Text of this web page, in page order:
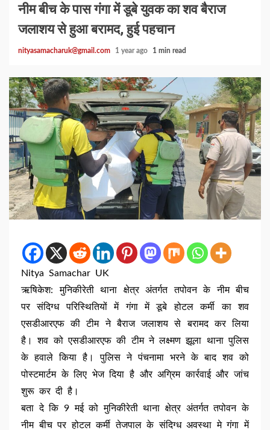
नीम बीच के पास गंगा में डूबे युवक का शव बैराज
जलाशय से हुआ बरामद, हुई पहचान
nityasamacharuk@gmail.com 1 year ago 1 min read
Nitya Samachar UK
ऋषिकेश: मुनिकीरेती थाना क्षेत्र अंतर्गत तपोवन के नीम बीच
पर संदिग्ध परिस्थितियों में गंगा में डूबे होटल कर्मी का शव
एसडीआरएफ की टीम ने बैराज जलाशय से बरामद कर लिया
है। शव को एसडीआरएफ की टीम ने लक्ष्मण झूला थाना पुलिस
के हवाले किया है। पुलिस ने पंचनामा भरने के बाद शव को
पोस्टमार्टम के लिए भेज दिया है और अग्रिम कार्रवाई और जांच
शुरू कर दी है।
बता दे कि 9 मई को मुनिकीरेती थाना क्षेत्र अंतर्गत तपोवन के
नीम बीच पर होटल कर्मी तेजपाल के संदिग्ध अवस्था मे गंगा में